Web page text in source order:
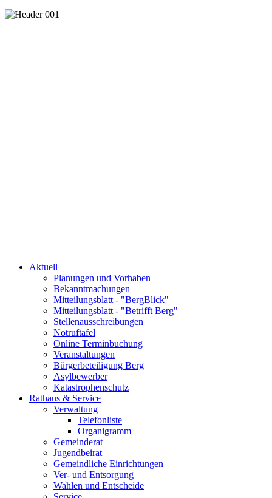
Aktuell
Planungen und Vorhaben
Bekanntmachungen
Mitteilungsblatt - "BergBlick"
Mitteilungsblatt - "Betrifft Berg"
Stellenausschreibungen
Notruftafel
Online Terminbuchung
Veranstaltungen
Bürgerbeteiligung Berg
Asylbewerber
Katastrophenschutz
Rathaus & Service
Verwaltung
Telefonliste
Organigramm
Gemeinderat
Jugendbeirat
Gemeindliche Einrichtungen
Ver- und Entsorgung
Wahlen und Entscheide